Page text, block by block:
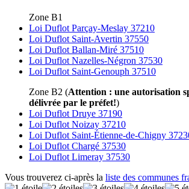
Zone B1
Loi Duflot Parçay-Meslay 37210
Loi Duflot Saint-Avertin 37550
Loi Duflot Ballan-Miré 37510
Loi Duflot Nazelles-Négron 37530
Loi Duflot Saint-Genouph 37510
Zone B2 (Attention : une autorisation
délivrée par le préfet!)
Loi Duflot Druye 37190
Loi Duflot Noizay 37210
Loi Duflot Saint-Étienne-de-Chigny
Loi Duflot Chargé 37530
Loi Duflot Limeray 37530
Vous trouverez ci-après la liste des communes